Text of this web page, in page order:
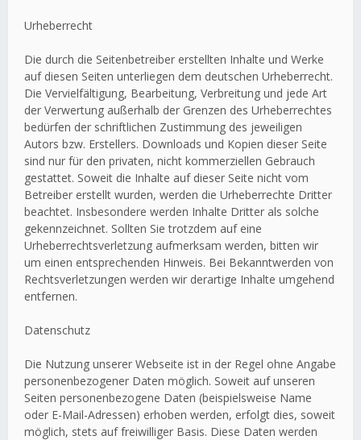
Urheberrecht
Die durch die Seitenbetreiber erstellten Inhalte und Werke
auf diesen Seiten unterliegen dem deutschen Urheberrecht.
Die Vervielfältigung, Bearbeitung, Verbreitung und jede Art
der Verwertung außerhalb der Grenzen des Urheberrechtes
bedürfen der schriftlichen Zustimmung des jeweiligen
Autors bzw. Erstellers. Downloads und Kopien dieser Seite
sind nur für den privaten, nicht kommerziellen Gebrauch
gestattet. Soweit die Inhalte auf dieser Seite nicht vom
Betreiber erstellt wurden, werden die Urheberrechte Dritter
beachtet. Insbesondere werden Inhalte Dritter als solche
gekennzeichnet. Sollten Sie trotzdem auf eine
Urheberrechtsverletzung aufmerksam werden, bitten wir
um einen entsprechenden Hinweis. Bei Bekanntwerden von
Rechtsverletzungen werden wir derartige Inhalte umgehend
entfernen.
Datenschutz
Die Nutzung unserer Webseite ist in der Regel ohne Angabe
personenbezogener Daten möglich. Soweit auf unseren
Seiten personenbezogene Daten (beispielsweise Name
oder E-Mail-Adressen) erhoben werden, erfolgt dies, soweit
möglich, stets auf freiwilliger Basis. Diese Daten werden